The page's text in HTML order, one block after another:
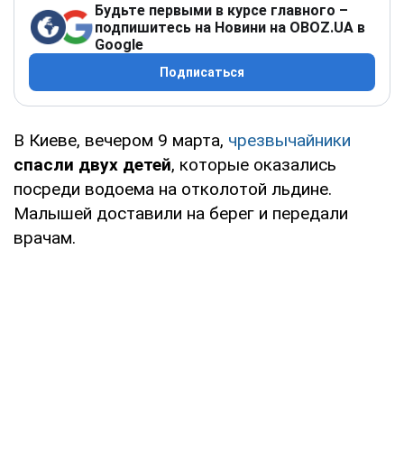
Будьте первыми в курсе главного –
подпишитесь на Новини на OBOZ.UA в
Google
Подписаться
В Киеве, вечером 9 марта, чрезвычайники
спасли двух детей, которые оказались
посреди водоема на отколотой льдине.
Малышей доставили на берег и передали
врачам.